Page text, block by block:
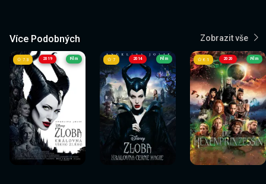
Více Podobných Zobrazit vše
2019
Sledovat
nyní
7.3 Film
Sledovat
nyní
2014
Sledovat
nyní
7 Film
Sledovat
nyní
2020
Sledovat
nyní
6.1 Film
Sledovat
nyní